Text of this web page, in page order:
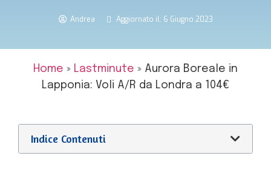
Andrea Aggiornato il: 6 Giugno 2023
Home » Lastminute » Aurora Boreale in
Lapponia: Voli A/R da Londra a 104€
Indice Contenuti